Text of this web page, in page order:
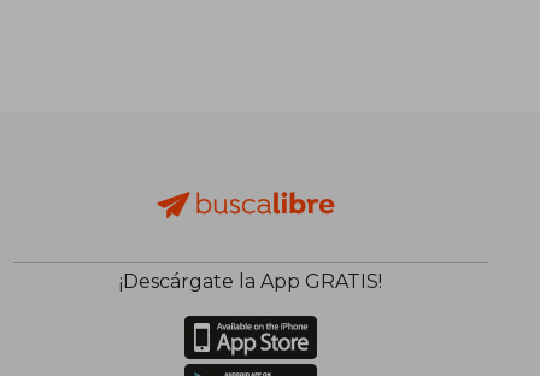
¡Descárgate la App GRATIS!